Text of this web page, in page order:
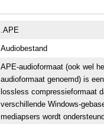
.APE
Audiobestand
APE-audioformaat (ook wel
audioformaat genoemd) is
lossless compressieformaat
verschillende Windows-
mediapsers wordt